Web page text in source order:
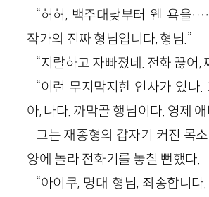
“허허, 백주대낮부터 웬 욕을
작가의 진짜 형님입니다, 형님.”
“지랄하고 자빠졌네. 전화 끊어,
“이런 무지막지한 인사가 있나.
아, 나다. 까막골 행님이다. 영제 애
그는 재종형의 갑자기 커진 목
양에 놀라 전화기를 놓칠 뻔했다.
“아이쿠, 명대 형님, 죄송합니다